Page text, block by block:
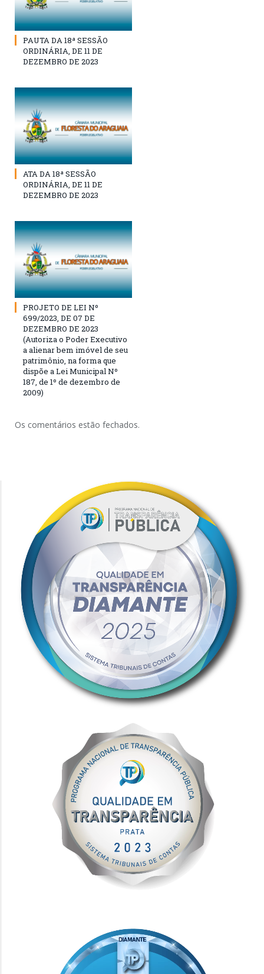
PAUTA DA 18ª SESSÃO
ORDINÁRIA, DE 11 DE
DEZEMBRO DE 2023
ATA DA 18ª SESSÃO
ORDINÁRIA, DE 11 DE
DEZEMBRO DE 2023
PROJETO DE LEI Nº
699/2023, DE 07 DE
DEZEMBRO DE 2023
(Autoriza o Poder Executivo
a alienar bem imóvel de seu
patrimônio, na forma que
dispõe a Lei Municipal Nº
187, de 1º de dezembro de
2009)
Os comentários estão fechados.